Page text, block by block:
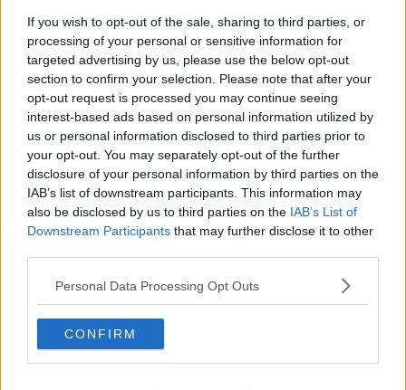
If you wish to opt-out of the sale, sharing to third parties, or
processing of your personal or sensitive information for
targeted advertising by us, please use the below opt-out
section to confirm your selection. Please note that after your
opt-out request is processed you may continue seeing
interest-based ads based on personal information utilized by
us or personal information disclosed to third parties prior to
your opt-out. You may separately opt-out of the further
disclosure of your personal information by third parties on the
IAB’s list of downstream participants. This information may
also be disclosed by us to third parties on the IAB’s List of
Downstream Participants that may further disclose it to other
Personal Data Processing Opt Outs
CONFIRM
Tre mesi a prezzi bassi, firmato il Patto anti
inflazione
Il battesimo della scuola Marescialli
Arrivano i soldi del patto per Firenze
“Basta con i mille giorni, ora proposte concrete”
Patto romano per le periferie di Firenze e Prato
Referendum, il No stravince sul Sì
Renzi, lo sceicco e la statua censurata
Biagiotti, è sfiducia, Sesto commissariata